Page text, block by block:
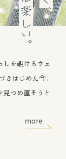
しを覗けるウェ
きはじめた今、
見つめ直そうと
more